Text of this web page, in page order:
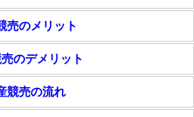
売のメリット
のデメリット
競売の流れ